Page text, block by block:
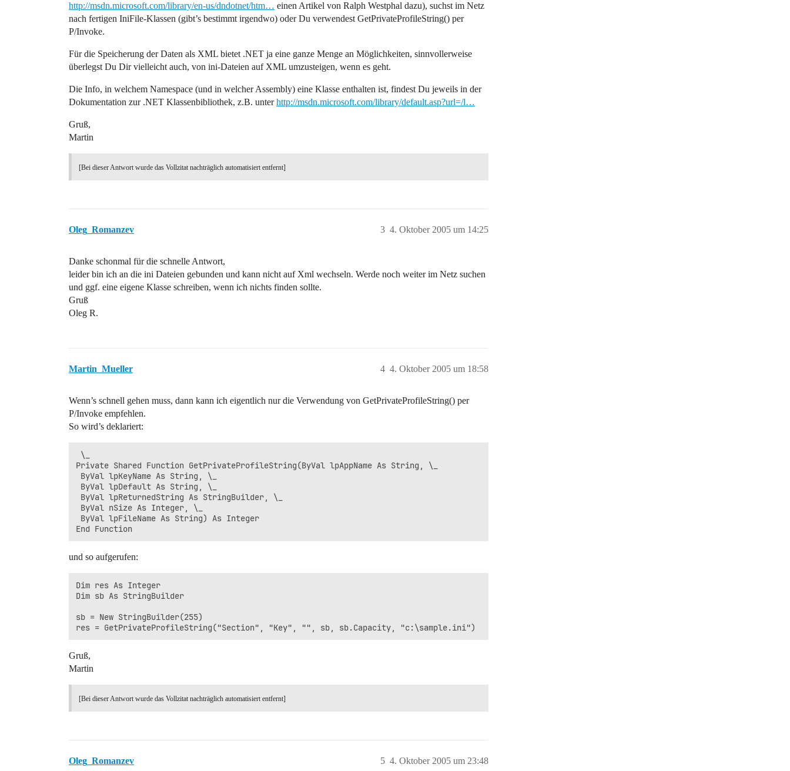
http://msdn.microsoft.com/library/en-us/dndotnet/htm… einen Artikel von Ralph Westphal dazu), suchst im Netz
nach fertigen IniFile-Klassen (gibt’s bestimmt irgendwo) oder Du verwendest GetPrivateProfileString() per
P/Invoke.
Für die Speicherung der Daten als XML bietet .NET ja eine ganze Menge an Möglichkeiten, sinnvollerweise
überlegst Du Dir vielleicht auch, von ini-Dateien auf XML umzusteigen, wenn es geht.
Die Info, in welchem Namespace (und in welcher Assembly) eine Klasse enthalten ist, findest Du jeweils in der
Dokumentation zur .NET Klassenbibliothek, z.B. unterhttp://msdn.microsoft.com/library/default.asp?url=/l…
Gruß,
Martin
[Bei dieser Antwort wurde das Vollzitat nachträglich automatisiert entfernt]
Oleg_Romanzev 4. Oktober 2005 um 14:25
3
Danke schonmal für die schnelle Antwort,
leider bin ich an die ini Dateien gebunden und kann nicht auf Xml wechseln. Werde noch weiter im Netz suchen
und ggf. eine eigene Klasse schreiben, wenn ich nichts finden sollte.
Gruß
Oleg R.
Martin_Mueller 4. Oktober 2005 um 18:58
4
Wenn’s schnell gehen muss, dann kann ich eigentlich nur die Verwendung von GetPrivateProfileString() per
P/Invoke empfehlen.
So wird’s deklariert:
\_
Private Shared Function GetPrivateProfileString(ByVal lpAppName As String, \_
ByVal lpKeyName As String, \_
ByVal lpDefault As String, \_
ByVal lpReturnedString As StringBuilder, \_
ByVal nSize As Integer, \_
ByVal lpFileName As String) As Integer
und so aufgerufen:
Dim res As Integer
Dim sb As StringBuilder
sb = New StringBuilder(255)
Gruß,
Martin
[Bei dieser Antwort wurde das Vollzitat nachträglich automatisiert entfernt]
Oleg_Romanzev 4. Oktober 2005 um 23:48
5